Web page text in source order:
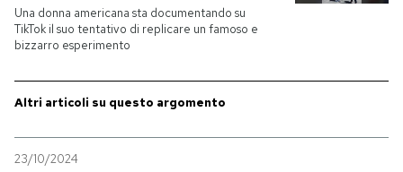
Internet
Scienza
Economia
Ok Boomer!
Una donna americana sta documentando su
TikTok il suo tentativo di replicare un famoso e
bizzarro esperimento
Altri articoli su questo argomento
23/10/2024